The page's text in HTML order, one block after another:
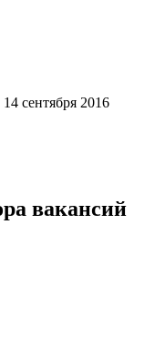
14 сентября 2016
вакансий